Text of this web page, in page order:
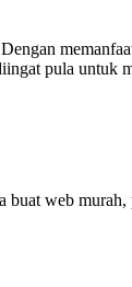
pula untuk
buat web